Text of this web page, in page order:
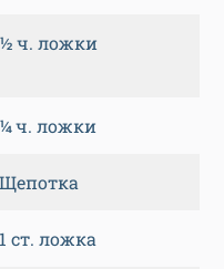
½ ч. ложки
¼ ч. ложки
Щепотка
1 ст. ложка